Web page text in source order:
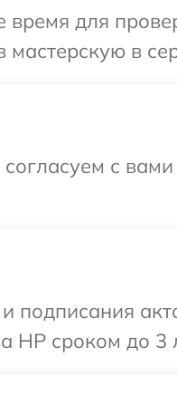
для
мастерскую в
с
подписания
HP сроком до 3